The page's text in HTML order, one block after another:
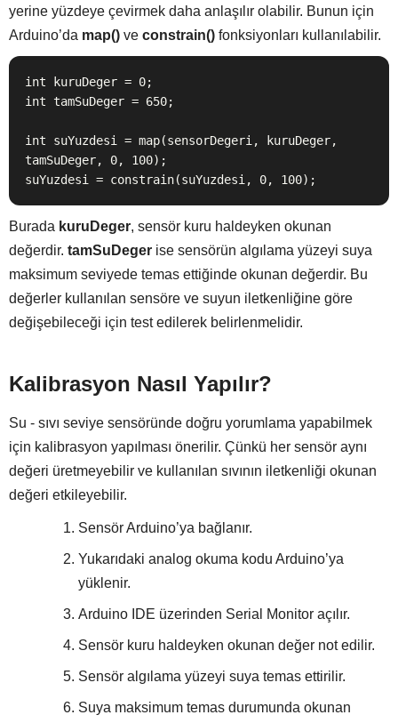
yerine yüzdeye çevirmek daha anlaşılır olabilir. Bunun için
Arduino’da map() ve constrain() fonksiyonları kullanılabilir.
int kuruDeger = 0;
int tamSuDeger = 650;
int suYuzdesi = map(sensorDegeri, kuruDeger,
tamSuDeger, 0, 100);
suYuzdesi = constrain(suYuzdesi, 0, 100);
Burada kuruDeger, sensör kuru haldeyken okunan
değerdir. tamSuDeger ise sensörün algılama yüzeyi suya
maksimum seviyede temas ettiğinde okunan değerdir. Bu
değerler kullanılan sensöre ve suyun iletkenliğine göre
değişebileceği için test edilerek belirlenmelidir.
Kalibrasyon Nasıl Yapılır?
Su - sıvı seviye sensöründe doğru yorumlama yapabilmek
için kalibrasyon yapılması önerilir. Çünkü her sensör aynı
değeri üretmeyebilir ve kullanılan sıvının iletkenliği okunan
değeri etkileyebilir.
Sensör Arduino’ya bağlanır.
Yukarıdaki analog okuma kodu Arduino’ya
yüklenir.
Arduino IDE üzerinden Serial Monitor açılır.
Sensör kuru haldeyken okunan değer not edilir.
Sensör algılama yüzeyi suya temas ettirilir.
Suya maksimum temas durumunda okunan